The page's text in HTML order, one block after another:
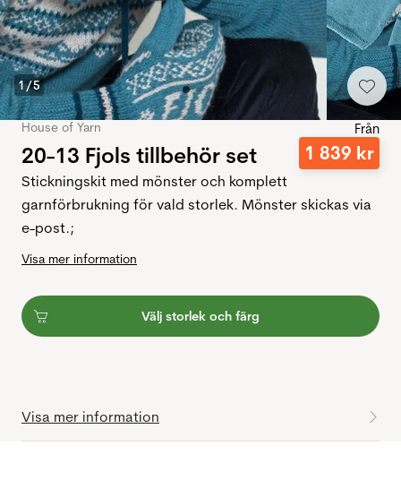
1/5
House of Yarn
20-13 Fjols tillbehör set
Från
1 839 kr
Stickningskit med mönster och komplett
garnförbrukning för vald storlek. Mönster skickas via
e-post.;
Visa mer information
Välj storlek och färg
Visa mer information